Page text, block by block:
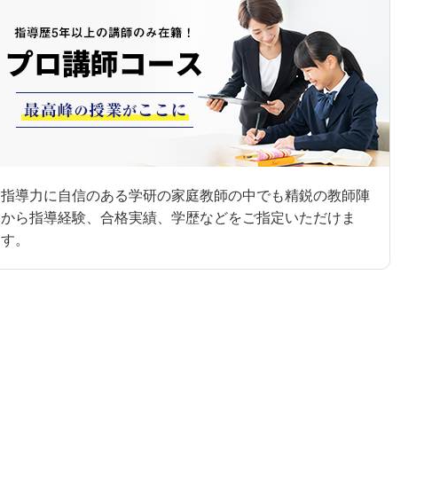
指導力に自信のある学研の家庭教師の中でも精鋭の教師陣
から指導経験、合格実績、学歴などをご指定いただけま
す。